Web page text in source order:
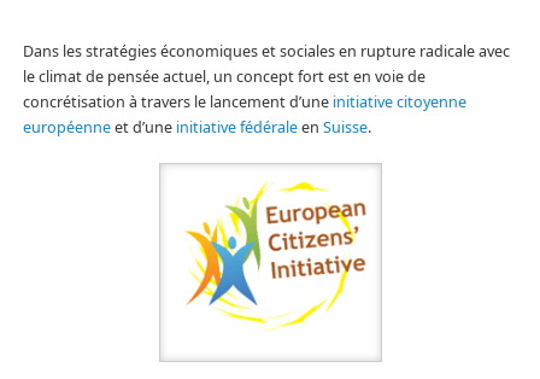
Dans les stratégies économiques et sociales en rupture radicale avec
le climat de pensée actuel, un concept fort est en voie de
concrétisation à travers le lancement d’une initiative citoyenne
européenneet d’une initiative fédéraleen Suisse.